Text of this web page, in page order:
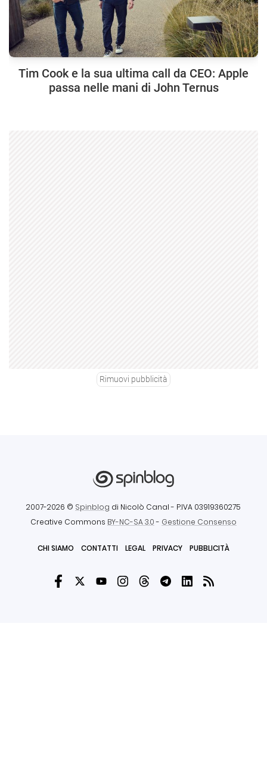
Tim Cook e la sua ultima call da CEO: Apple
passa nelle mani di John Ternus
Rimuovi pubblicità
2007-2026 © Spinblog di Nicolò Canal - P.IVA 03919360275
Creative Commons BY-NC-SA 3.0- Gestione Consenso
CHI SIAMO CONTATTI LEGAL PRIVACY PUBBLICITÀ